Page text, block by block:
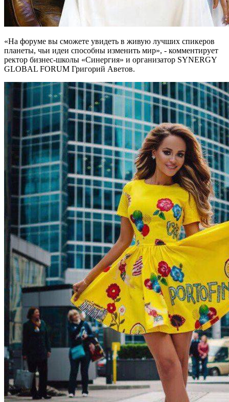
«На форуме вы сможете увидеть в живую лучших спикеров
планеты, чьи идеи способны изменить мир», - комментирует
ректор бизнес-школы «Синергия» и организатор SYNERGY
GLOBAL FORUM Григорий Аветов.